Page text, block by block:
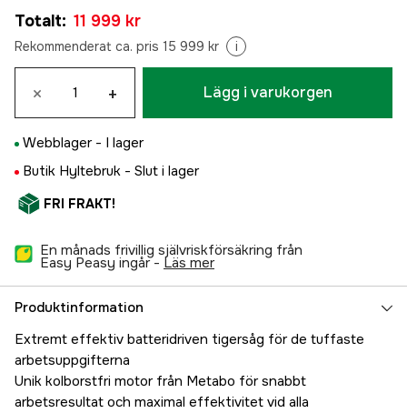
Totalt: 11 999 kr
Rekommenderat ca. pris 15 999 kr i
× + Lägg i varukorgen
Webblager - I lager
Butik Hyltebruk - Slut i lager
FRI FRAKT!
En månads frivillig självriskförsäkring från
Easy Peasy ingår - läs mer
Produktinformation
Extremt effektiv batteridriven tigersåg för de tuffaste
arbetsuppgifterna
Unik kolborstfri motor från Metabo för snabbt
arbetsresultat och maximal effektivitet vid alla